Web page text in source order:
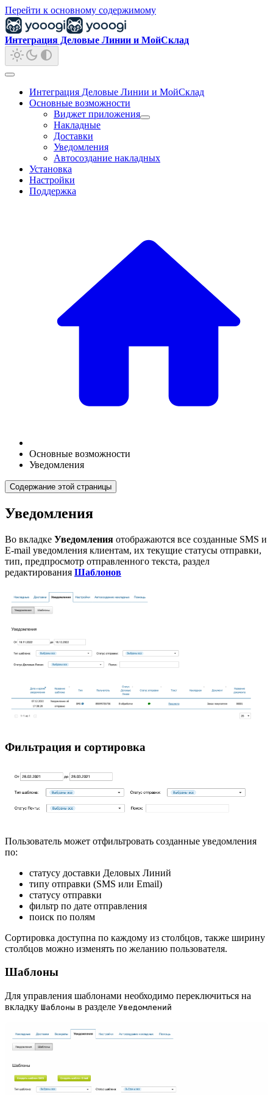
Перейти к основному содержимому
Интеграция Деловые Линии и МойСклад
Интеграция Деловые Линии и МойСклад
Основные возможности
Виджет приложения
Накладные
Доставки
Уведомления
Автосоздание накладных
Установка
Настройки
Поддержка
Основные возможности
Уведомления
Содержание этой страницы
Уведомления
Во вкладке Уведомления отображаются все созданные SMS и
E-mail уведомления клиентам, их текущие статусы отправки,
тип, предпросмотр отправленного текста, раздел
редактирования Шаблонов
Фильтрация и сортировка
Пользователь может отфильтровать созданные уведомления
по:
статусу доставки Деловых Линий
типу отправки (SMS или Email)
статусу отправки
фильтр по дате отправления
поиск по полям
Сортировка доступна по каждому из столбцов, также ширину
столбцов можно изменять по желанию пользователя.
Шаблоны
Для управления шаблонами необходимо переключиться на
вкладку Шаблоны в разделе Уведомлений